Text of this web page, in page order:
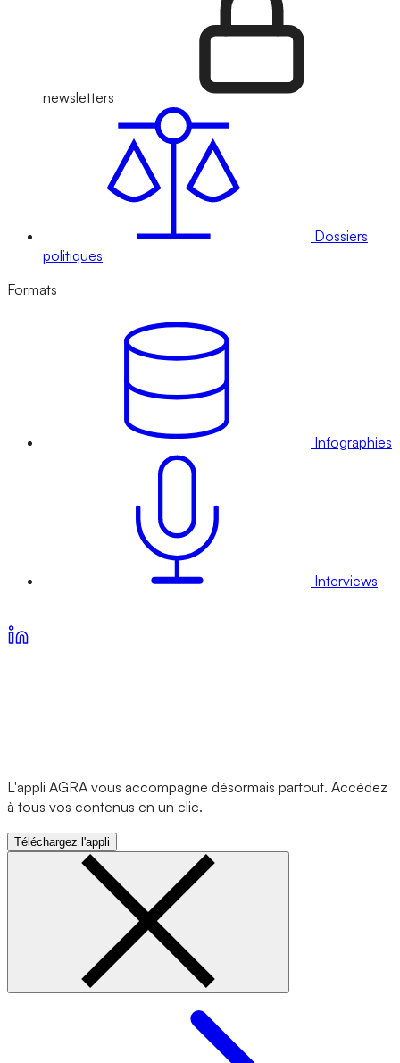
newsletters
Dossiers
politiques
Formats
Infographies
Interviews
L'appli AGRA vous accompagne désormais partout. Accédez
à tous vos contenus en un clic.
Téléchargez l'appli